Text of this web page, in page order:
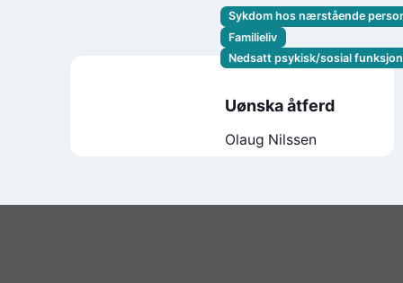
Sykdom hos nærstående
Familieliv
Nedsatt psykisk/sosial
Uønska åtferd
Olaug Nilssen